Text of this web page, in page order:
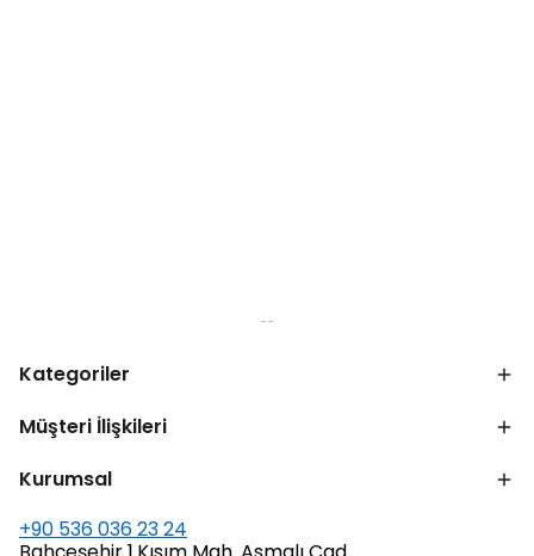
Kategoriler
Müşteri İlişkileri
Kurumsal
+90 536 036 23 24